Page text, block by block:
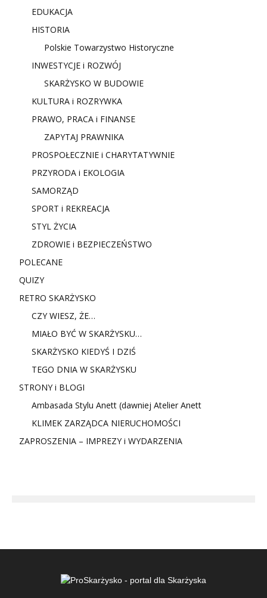
EDUKACJA
HISTORIA
Polskie Towarzystwo Historyczne
INWESTYCJE i ROZWÓJ
SKARŻYSKO W BUDOWIE
KULTURA i ROZRYWKA
PRAWO, PRACA i FINANSE
ZAPYTAJ PRAWNIKA
PROSPOŁECZNIE i CHARYTATYWNIE
PRZYRODA i EKOLOGIA
SAMORZĄD
SPORT i REKREACJA
STYL ŻYCIA
ZDROWIE i BEZPIECZEŃSTWO
POLECANE
QUIZY
RETRO SKARŻYSKO
CZY WIESZ, ŻE…
MIAŁO BYĆ W SKARŻYSKU…
SKARŻYSKO KIEDYŚ I DZIŚ
TEGO DNIA W SKARŻYSKU
STRONY i BLOGI
Ambasada Stylu Anett (dawniej Atelier Anett
KLIMEK ZARZĄDCA NIERUCHOMOŚCI
ZAPROSZENIA – IMPREZY i WYDARZENIA